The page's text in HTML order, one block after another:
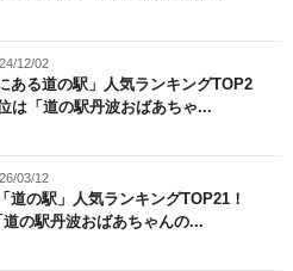
12/02
ある道の駅」人気ランキングTOP2
は「道の駅丹波おばあちゃ...
03/12
道の駅」人気ランキングTOP21！
道の駅丹波おばあちゃんの...